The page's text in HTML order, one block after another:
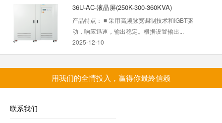
36U-AC-液晶屏(250K-300-360KVA)
产品特点： ■ 采用高频脉宽调制技术和IGBT驱
动，响应迅速，输出稳定。根据设置输出...
2025-12-10
产品特点： ■ 采用高频脉宽调制技术和IGBT驱
动，响应迅速，输出稳定。根据设...
用我们的全情投入，贏得你最終信赖
联系我们